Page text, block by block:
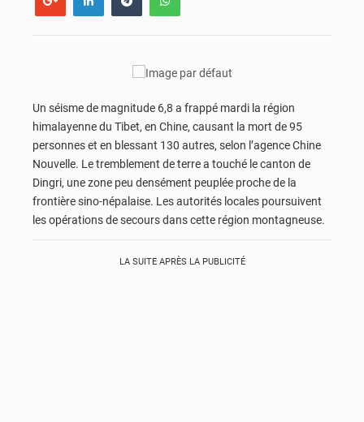
Un séisme de magnitude 6,8 a frappé mardi la région
himalayenne du Tibet, en Chine, causant la mort de 95
personnes et en blessant 130 autres, selon l’agence Chine
Nouvelle. Le tremblement de terre a touché le canton de
Dingri, une zone peu densément peuplée proche de la
frontière sino-népalaise. Les autorités locales poursuivent
les opérations de secours dans cette région montagneuse.
LA SUITE APRÈS LA PUBLICITÉ